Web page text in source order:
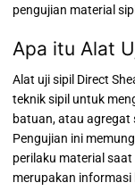
pengujian material
Apa itu Alat
Alat uji sipil Direct
teknik sipil untuk
batuan, atau agregat
Pengujian ini
perilaku material
merupakan